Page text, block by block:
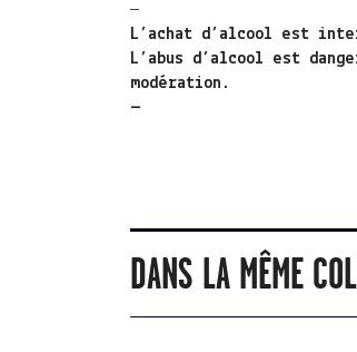
—
L’achat d’alcool est
L’abus d’alcool est
modération.
—
DANS LA MÊME